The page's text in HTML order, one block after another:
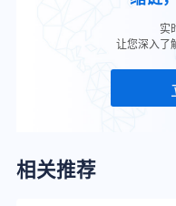
实
让您深入了
相关推荐